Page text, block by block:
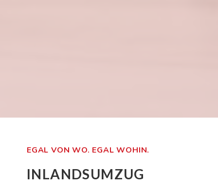
EGAL VON WO. EGAL WOHIN.
INLANDSUMZUG